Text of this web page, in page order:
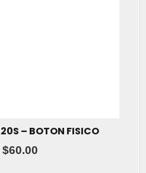
– BOTON FISICO
$60.00